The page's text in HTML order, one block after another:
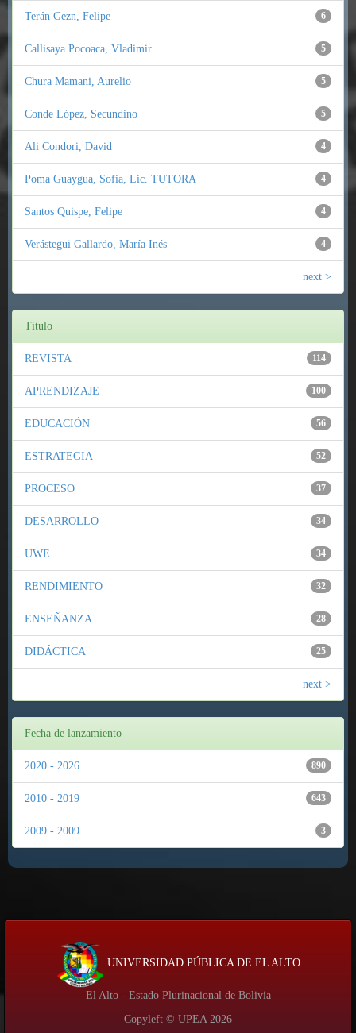
6
Terán Gezn, Felipe
5
Callisaya Pocoaca, Vladimir
5
Chura Mamani, Aurelio
5
Conde López, Secundino
4
Ali Condori, David
4
Poma Guaygua, Sofia, Lic. TUTORA
4
Santos Quispe, Felipe
4
Verástegui Gallardo, María Inés
next >
Título
114
REVISTA
100
APRENDIZAJE
56
EDUCACIÓN
52
ESTRATEGIA
37
PROCESO
34
DESARROLLO
34
UWE
32
RENDIMIENTO
28
ENSEÑANZA
25
DIDÁCTICA
next >
Fecha de lanzamiento
890
2020 - 2026
643
2010 - 2019
3
2009 - 2009
UNIVERSIDAD PÚBLICA DE EL ALTO
El Alto - Estado Plurinacional de Bolivia
Copyleft © UPEA 2026